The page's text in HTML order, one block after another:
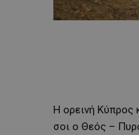
Η ορεινή Κύπρος
σοι ο Θεός –